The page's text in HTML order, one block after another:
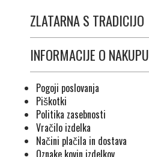
ZLATARNA S TRADICIJO
INFORMACIJE O NAKUPU
Pogoji poslovanja
Piškotki
Politika zasebnosti
Vračilo izdelka
Načini plačila in dostava
Oznake kovin izdelkov